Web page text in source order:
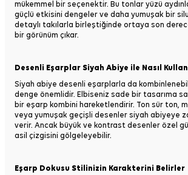
mükemmel bir seçenektir. Bu tonlar yüzü
güçlü etkisini dengeler ve daha yumuşak bir
detaylı takılarla birleştiğinde ortaya son
bir görünüm çıkar.
Desenli Eşarplar Siyah Abiye ile Nasıl
Siyah abiye desenli eşarplarla da
denge önemlidir. Elbiseniz sade bir tasarıma
bir eşarp kombini hareketlendirir. Ton sür ton,
veya yumuşak geçişli desenler siyah abiyeye
verir. Ancak büyük ve kontrast desenler özel
asil çizgisini gölgeleyebilir.
Eşarp Dokusu Stilinizin Karakterini Belirler